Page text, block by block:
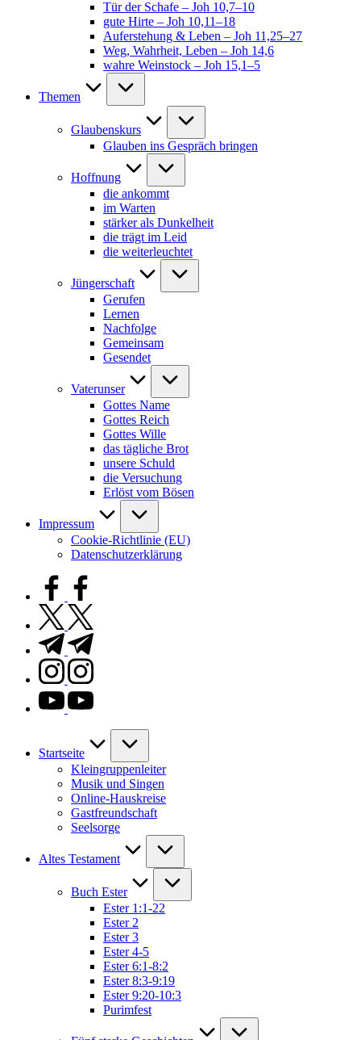
Tür der Schafe – Joh 10,7–10
gute Hirte – Joh 10,11–18
Auferstehung & Leben – Joh 11,25–27
Weg, Wahrheit, Leben – Joh 14,6
wahre Weinstock – Joh 15,1–5
Themen
Glaubenskurs
Glauben ins Gespräch bringen
Hoffnung
die ankommt
im Warten
stärker als Dunkelheit
die trägt im Leid
die weiterleuchtet
Jüngerschaft
Gerufen
Lernen
Nachfolge
Gemeinsam
Gesendet
Vaterunser
Gottes Name
Gottes Reich
Gottes Wille
das tägliche Brot
unsere Schuld
die Versuchung
Erlöst vom Bösen
Impressum
Cookie-Richtlinie (EU)
Datenschutzerklärung
facebook.com
twitter.com
t.me
instagram.com
youtube.com
Startseite
Kleingruppenleiter
Musik und Singen
Online-Hauskreise
Gastfreundschaft
Seelsorge
Altes Testament
Buch Ester
Ester 1:1-22
Ester 2
Ester 3
Ester 4-5
Ester 6:1-8:2
Ester 8:3-9:19
Ester 9:20-10:3
Purimfest